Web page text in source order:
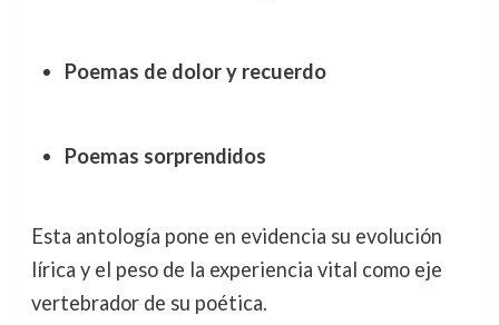
Poemas de dolor y recuerdo
Poemas sorprendidos
Esta antología pone en evidencia su evolución
lírica y el peso de la experiencia vital como eje
vertebrador de su poética.